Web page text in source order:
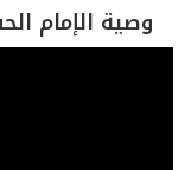
وصية الإمام